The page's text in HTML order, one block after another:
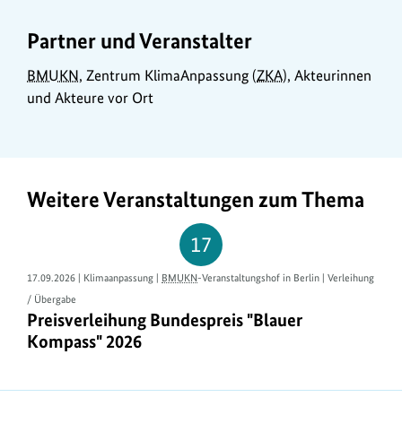
Partner und Veranstalter
BMUKN, Zentrum KlimaAnpassung (ZKA), Akteurinnen
und Akteure vor Ort
Weitere Veranstaltungen zum Thema
17
17.09.2026 | Klimaanpassung | BMUKN-Veranstaltungshof in Berlin | Verleihung
/ Übergabe
Preisverleihung Bundespreis "Blauer Kompass"
Preisverleihung Bundespreis "Blauer
Kompass" 2026